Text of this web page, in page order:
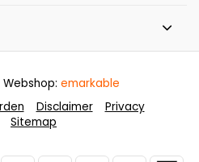
Disclaimer
Privacy
Sitemap
Webshop: emarkable